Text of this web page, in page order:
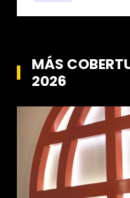
MÁS
2026